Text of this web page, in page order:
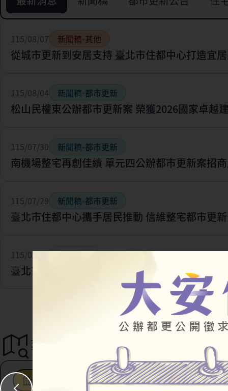
115/08/07 新聞稿-其他
從城市更新到安居支持 臺北市住都中心打造宜
115/08/04 新聞稿-都市更新
松山民權東公辦都市更新案 榮獲2026國家卓越
115/07/30 新聞稿-都市更新
南機場整宅再創佳績 單元四公辦都市更新案招
115/07/29 新聞稿-都市更新
臺北市住都中心攜手居民推動 信維整
115/07/28 一般公告
臺北市住宅及都市更新中心 官網改版及網址更
導覽地圖
駐地工作站 社會住宅